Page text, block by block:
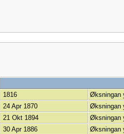
1816 Øksningan
24 Apr 1870 Øksningan
21 Okt 1894 Øksningan
30 Apr 1886 Øksningan